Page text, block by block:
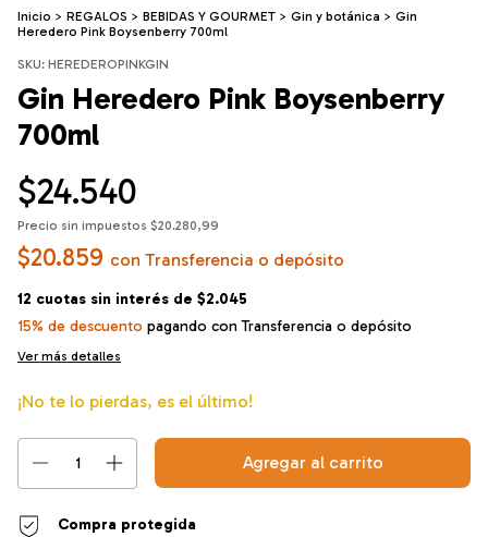
Inicio > REGALOS > BEBIDAS Y GOURMET > Gin y botánica > Gin
Heredero Pink Boysenberry 700ml
SKU: HEREDEROPINKGIN
Gin Heredero Pink Boysenberry
700ml
$24.540
Precio sin impuestos $20.280,99
$20.859 con Transferencia o depósito
12 cuotas sin interés de $2.045
15% de descuento pagando con Transferencia o depósito
Ver más detalles
¡No te lo pierdas, es el último!
Compra protegida